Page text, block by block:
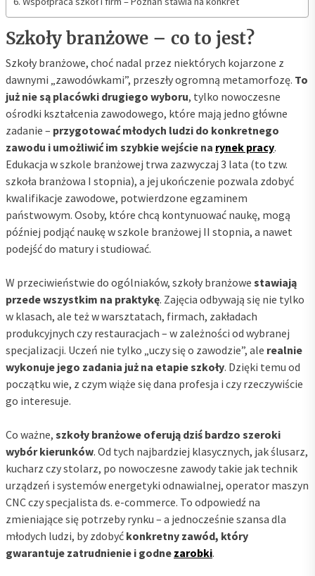
Szkoły branżowe – co to jest?
Szkoły branżowe, choć nadal przez niektórych kojarzone z
dawnymi „zawodówkami”, przeszły ogromną metamorfozę. To
już nie są placówki drugiego wyboru, tylko nowoczesne
ośrodki kształcenia zawodowego, które mają jedno główne
zadanie – przygotować młodych ludzi do konkretnego
zawodu i umożliwić im szybkie wejście na rynek pracy.
Edukacja w szkole branżowej trwa zazwyczaj 3 lata (to tzw.
szkoła branżowa I stopnia), a jej ukończenie pozwala zdobyć
kwalifikacje zawodowe, potwierdzone egzaminem
państwowym. Osoby, które chcą kontynuować naukę, mogą
później podjąć naukę w szkole branżowej II stopnia, a nawet
podejść do matury i studiować.
W przeciwieństwie do ogólniaków, szkoły branżowe stawiają
przede wszystkim na praktykę. Zajęcia odbywają się nie tylko
w klasach, ale też w warsztatach, firmach, zakładach
produkcyjnych czy restauracjach – w zależności od wybranej
specjalizacji. Uczeń nie tylko „uczy się o zawodzie”, ale realnie
wykonuje jego zadania już na etapie szkoły. Dzięki temu od
początku wie, z czym wiąże się dana profesja i czy rzeczywiście
go interesuje.
Co ważne, szkoły branżowe oferują dziś bardzo szeroki
wybór kierunków. Od tych najbardziej klasycznych, jak ślusarz,
kucharz czy stolarz, po nowoczesne zawody takie jak technik
urządzeń i systemów energetyki odnawialnej, operator maszyn
CNC czy specjalista ds. e-commerce. To odpowiedź na
zmieniające się potrzeby rynku – a jednocześnie szansa dla
młodych ludzi, by zdobyć konkretny zawód, który
gwarantuje zatrudnienie i godne zarobki.